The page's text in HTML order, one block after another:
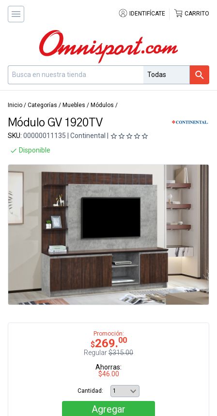
IDENTIFÍCATE CARRITO
Inicio / Categorías / Muebles / Módulos /
Módulo GV 1920TV
SKU: 00000011135 | Continental |
Disponible
Promoción:
$269.00
Regular$315.00
Ahorras:
$46.00
Cantidad:
Agregar